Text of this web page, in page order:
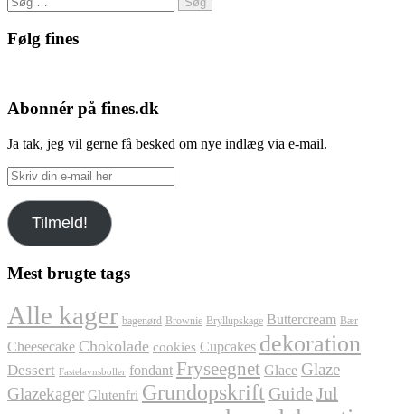
efter:
Følg fines
Abonnér på fines.dk
Ja tak, jeg vil gerne få besked om nye indlæg via e-mail.
Skriv
din
e-
mail
her
Tilmeld!
Mest brugte tags
Alle kager bagenørd Brownie Bryllupskage Buttercream Bær
Cheesecake Chokolade cookies Cupcakes dekoration
Dessert Fastelavnsboller fondant Fryseegnet Glace Glaze
Glazekager Glutenfri Grundopskrift Guide Jul